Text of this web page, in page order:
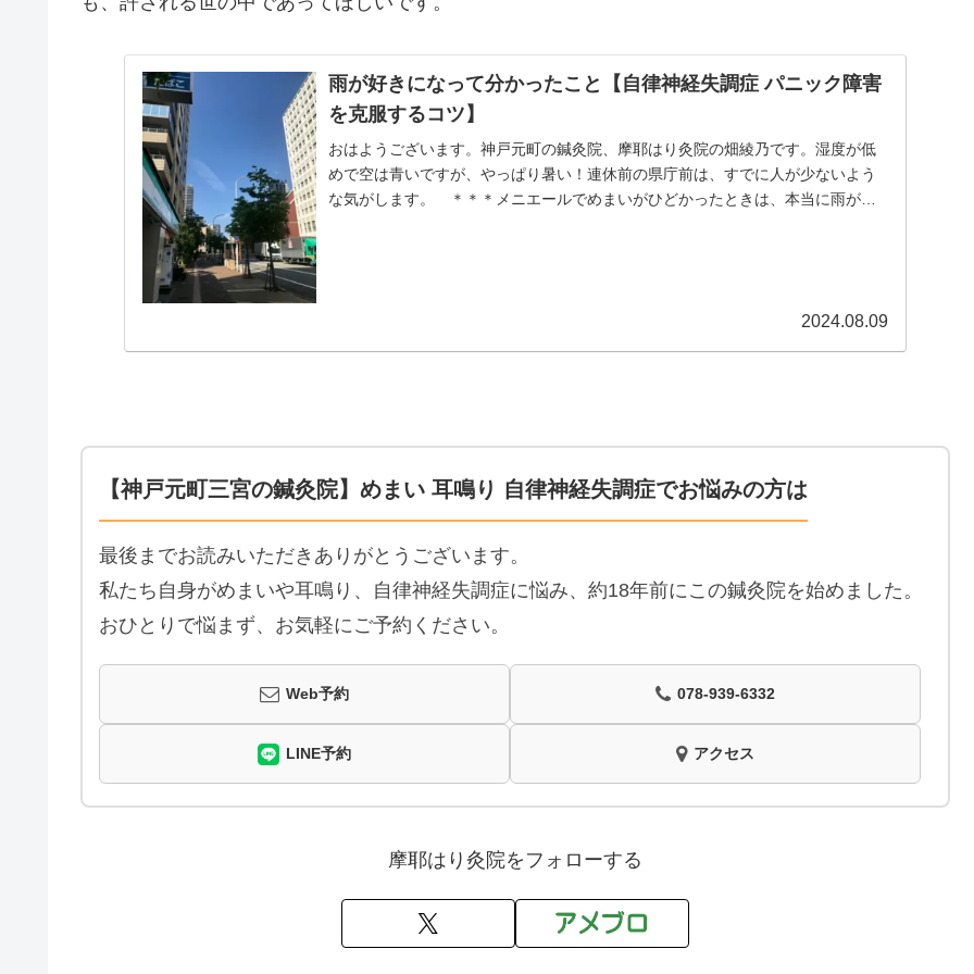
雨が好きになって分かったこと【自律神経失調症 パニック障害
を克服するコツ】
おはようございます。神戸元町の鍼灸院、摩耶はり灸院の畑綾乃です。湿度が低
めで空は青いですが、やっぱり暑い！連休前の県庁前は、すでに人が少ないよう
な気がします。 ＊＊＊メニエールでめまいがひどかったときは、本当に雨が嫌
2024.08.09
【神戸元町三宮の鍼灸院】めまい 耳鳴り 自律神経失調症でお悩みの方は
最後までお読みいただきありがとうございます。
私たち自身がめまいや耳鳴り、自律神経失調症に悩み、約18年前にこの鍼灸院を始めました。
おひとりで悩まず、お気軽にご予約ください。
Web予約 078-939-6332
LINE予約 アクセス
摩耶はり灸院をフォローする